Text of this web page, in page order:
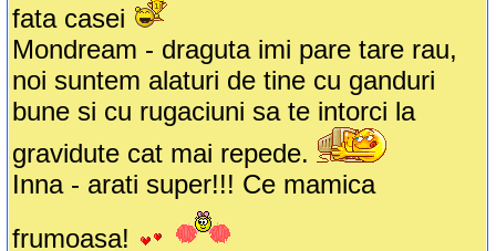
fata casei
Mondream - draguta imi pare tare rau,
noi suntem alaturi de tine cu ganduri
bune si cu rugaciuni sa te intorci la
gravidute cat mai repede.
Inna - arati super!!! Ce mamica
frumoasa!